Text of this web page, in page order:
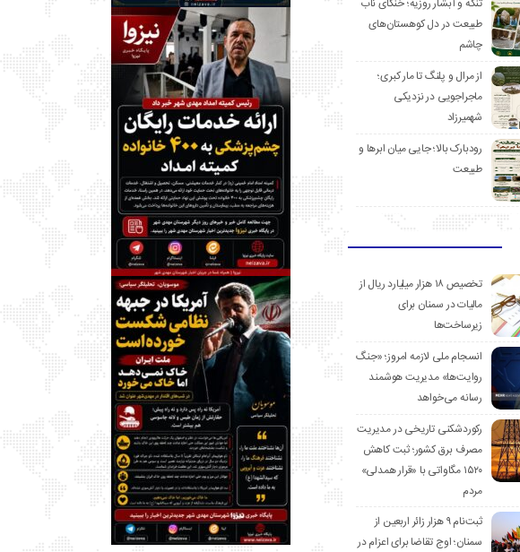
تنگه و آبشار روزیه؛ خنکای ناب
طبیعت در دل کوهستان‌های
چاشم
از مرال و پلنگ تا مار کبری؛
ماجراجویی در نزدیکی
شهمیرزاد
رودبارک بالا؛ جایی میان ابرها و
طبیعت
تخصیص ۱۸ هزار میلیارد ریال از
مالیات در سمنان برای
زیرساخت‌ها
انسجام ملی لازمه امروز؛ «جنگ
روایت‌ها» مدیریت هوشمند
رسانه می‌خواهد
رکوردشکنی تاریخی در مدیریت
مصرف برق کشور؛ ثبت کاهش
۱۵۲۰ مگاواتی با «قرار همدلی»
مردم
ثبت‌نام ۹ هزار زائر اربعین از
سمنان؛ اوج تقاضا برای اعزام در